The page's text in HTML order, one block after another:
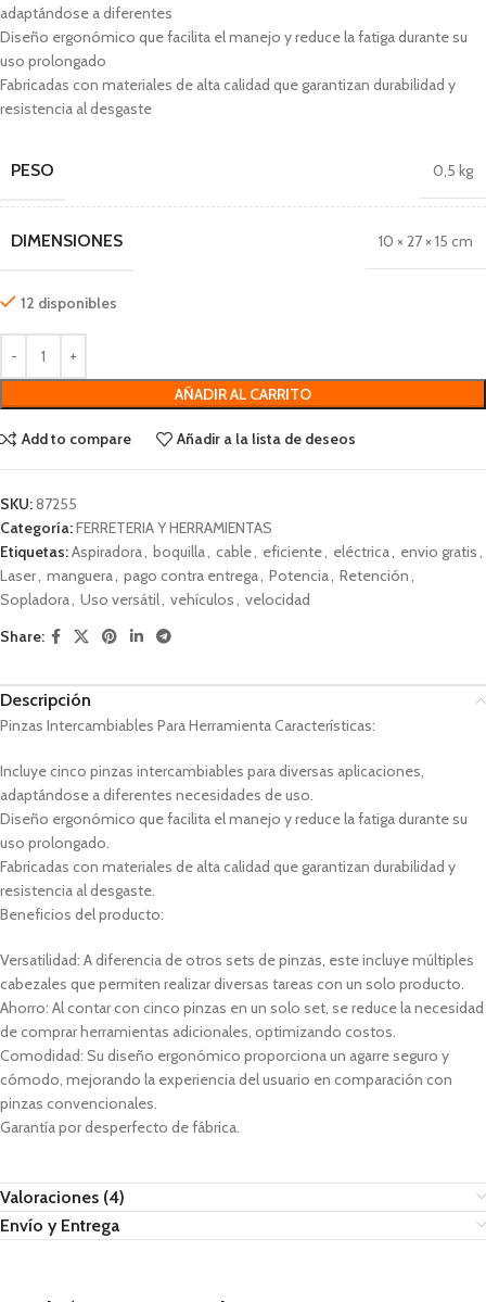
adaptándose a diferentes
Diseño ergonómico que facilita el manejo y reduce la fatiga durante su
uso prolongado
Fabricadas con materiales de alta calidad que garantizan durabilidad y
resistencia al desgaste
PESO 0,5 kg
DIMENSIONES 10 × 27 × 15 cm
12 disponibles
AÑADIR AL CARRITO
Add to compare Añadir a la lista de deseos
SKU:87255
Categoría:FERRETERIA Y HERRAMIENTAS
Etiquetas:Aspiradora, boquilla, cable, eficiente, eléctrica, envio gratis,
Laser, manguera, pago contra entrega, Potencia, Retención,
Sopladora, Uso versátil, vehículos, velocidad
Share:
Descripción
Pinzas Intercambiables Para Herramienta Características:
Incluye cinco pinzas intercambiables para diversas aplicaciones,
adaptándose a diferentes necesidades de uso.
Diseño ergonómico que facilita el manejo y reduce la fatiga durante su
uso prolongado.
Fabricadas con materiales de alta calidad que garantizan durabilidad y
resistencia al desgaste.
Beneficios del producto:
Versatilidad: A diferencia de otros sets de pinzas, este incluye múltiples
cabezales que permiten realizar diversas tareas con un solo producto.
Ahorro: Al contar con cinco pinzas en un solo set, se reduce la necesidad
de comprar herramientas adicionales, optimizando costos.
Comodidad: Su diseño ergonómico proporciona un agarre seguro y
cómodo, mejorando la experiencia del usuario en comparación con
pinzas convencionales.
Garantía por desperfecto de fábrica.
Valoraciones (4)
Envío y Entrega